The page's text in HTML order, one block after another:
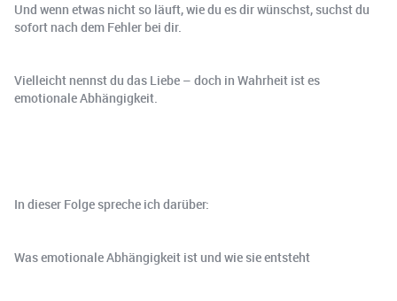
Und wenn etwas nicht so läuft, wie du es dir wünschst, suchst du
sofort nach dem Fehler bei dir.
Vielleicht nennst du das Liebe – doch in Wahrheit ist es
emotionale Abhängigkeit.
In dieser Folge spreche ich darüber:
Was emotionale Abhängigkeit ist und wie sie entsteht